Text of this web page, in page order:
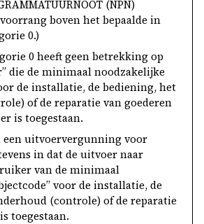
(NPN)
boven het bepaalde in
0.)
0 heeft geen betrekking op
die de minimaal noodzakelijke
de installatie, de bediening, het
of de reparatie van goederen
is toegestaan.
een uitvoervergunning voor
in dat de uitvoer naar
van de minimaal
voor de installatie, de
(controle) of de reparatie
toegestaan.